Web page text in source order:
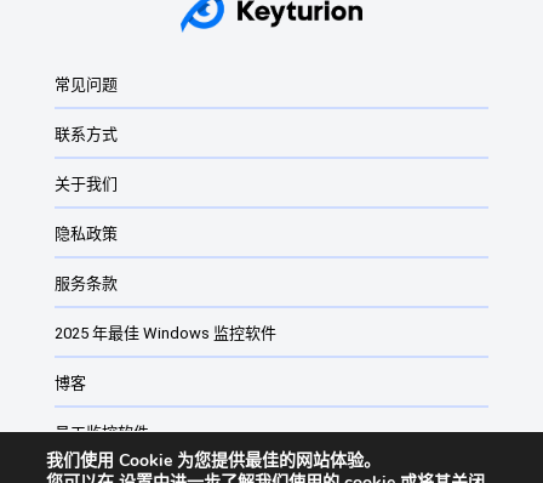
Windows 密钥记录器：它们是什么？
适用于 Windows 的最佳监控软件
2024 年适用于 Windows 的最佳监控软件
最佳 Windows 11 和 Windows 10 密钥记录器
Windows 11 免费键盘记录程序
Windows 家长控制软件
网站监控软件与监控软件
常见问题
联系方式
关于我们
隐私政策
服务条款
2025 年最佳 Windows 监控软件
博客
员工监控软件
我们使用 Cookie 为您提供最佳的网站体验。